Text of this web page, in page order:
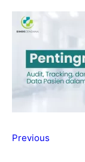
Previous